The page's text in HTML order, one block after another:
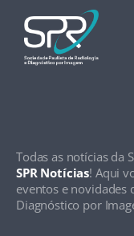
Todas as notícias da
SPR Notícias! Aqui
eventos e novidades
Diagnóstico por